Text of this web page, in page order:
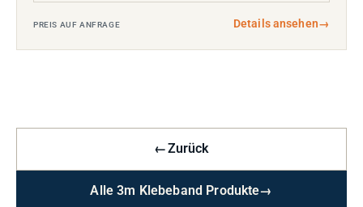
PREIS AUF ANFRAGE Details ansehen→
←Zurück
Alle 3m Klebeband Produkte→